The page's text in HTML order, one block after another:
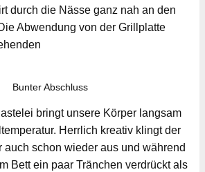
durch die Nässe ganz nah an den
Abwendung von der Grillplatte
Bunter Abschluss
bringt unsere Körper langsam
Herrlich kreativ klingt der
auch schon wieder aus und während
Bett ein paar Tränchen verdrückt als